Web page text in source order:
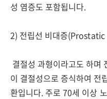
성 염증도 포함됩니다.
2) 전립선 비대증
결절성 과형이라고도 하며
이 결절성으로 증식하여 전
환입니다. 주로 70세 이상